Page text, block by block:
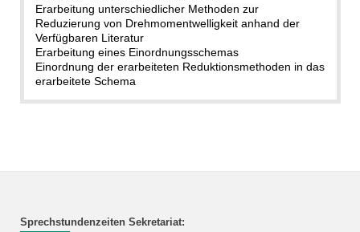
Erarbeitung unterschiedlicher Methoden zur
Reduzierung von Drehmomentwelligkeit anhand der
Verfügbaren Literatur
Erarbeitung eines Einordnungsschemas
Einordnung der erarbeiteten Reduktionsmethoden in das
erarbeitete Schema
Sprechstundenzeiten Sekretariat: